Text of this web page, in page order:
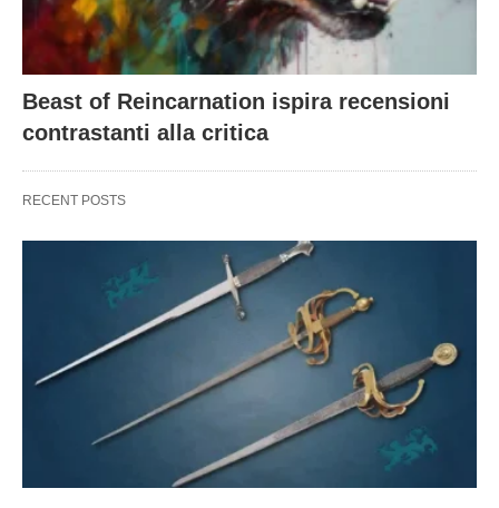
Beast of Reincarnation ispira recensioni
contrastanti alla critica
RECENT POSTS